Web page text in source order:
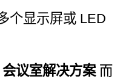
个显示屏或 LED
会议室解决方案而